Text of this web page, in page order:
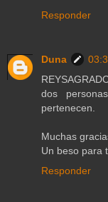
Responder
Duna
dos
pertenecen.
Muchas
Un beso para
Responder